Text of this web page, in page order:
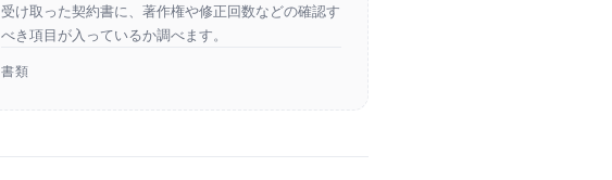
受け取った契約書に、著作権や修正回数などの確認す
べき項目が入っているか調べます。
書類